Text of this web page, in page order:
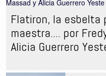
Flatiron, la esbelta
maestra.... por
Alicia Guerrero